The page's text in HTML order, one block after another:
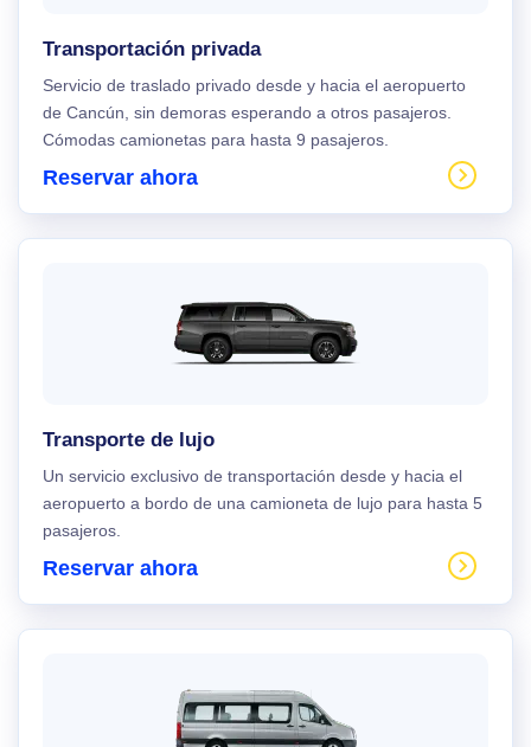
Transportación privada
Servicio de traslado privado desde y hacia el aeropuerto
de Cancún, sin demoras esperando a otros pasajeros.
Cómodas camionetas para hasta 9 pasajeros.
Reservar ahora
Transporte de lujo
Un servicio exclusivo de transportación desde y hacia el
aeropuerto a bordo de una camioneta de lujo para hasta 5
pasajeros.
Reservar ahora